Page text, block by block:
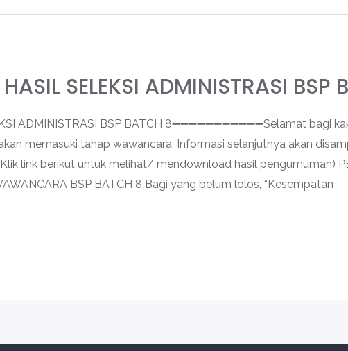
SELEKSI ADMINISTRASI BSP
ADMINISTRASI BSP BATCH 8➖➖➖➖➖➖➖➖➖➖➖Selamat
memasuki tahap wawancara. Informasi selanjutnya akan
link berikut untuk melihat/ mendownload hasil pengumuman)
BSP BATCH 8 Bagi yang belum lolos, “Kesempatan